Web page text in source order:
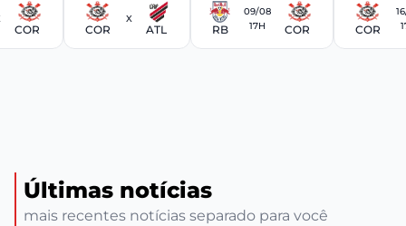
COR COR
X
ATL RB
09/08
17H
COR COR
Últimas notícias
mais recentes notícias separado para você